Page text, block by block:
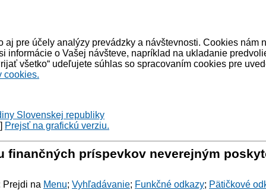
pre účely analýzy prevádzky a návštevnosti. Cookies
informácie o Vašej návšteve, napríklad na ukladanie
všetko“ udeľujete súhlas so spracovaním cookies pre
cookies.
Slovenskej republiky
Prejsť na grafickú verziu.
finančných príspevkov neverejným
Prejdi na Menu; Vyhľadávanie; Funkčné odkazy; Pätičkové